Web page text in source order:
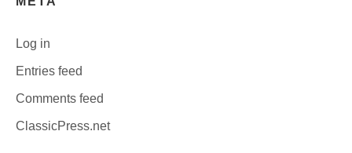
Log in
Entries feed
Comments feed
ClassicPress.net